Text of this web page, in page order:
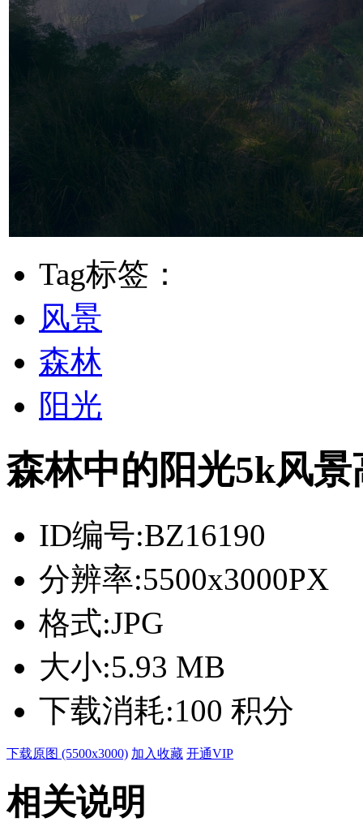
Tag标签：
风景
森林
阳光
森林中的阳光5k风
ID编号:BZ16190
分辨率:5500x3000PX
格式:JPG
大小:5.93 MB
下载消耗:100 积分
下载原图 (5500x3000) 加入收藏 开通VIP
相关说明